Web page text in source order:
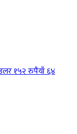
१५२ रुपैयाँ ६४